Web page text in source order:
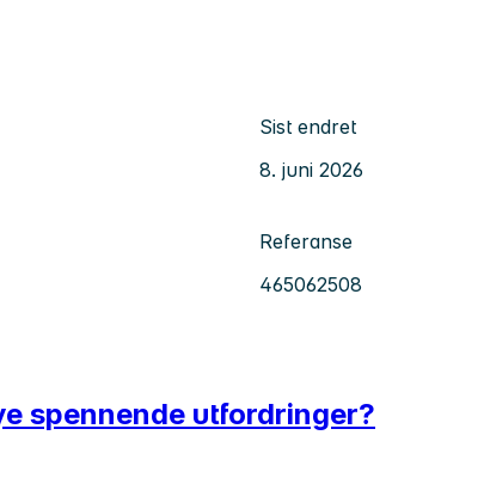
Sist endret
8. juni 2026
Referanse
465062508
spennende utfordringer?